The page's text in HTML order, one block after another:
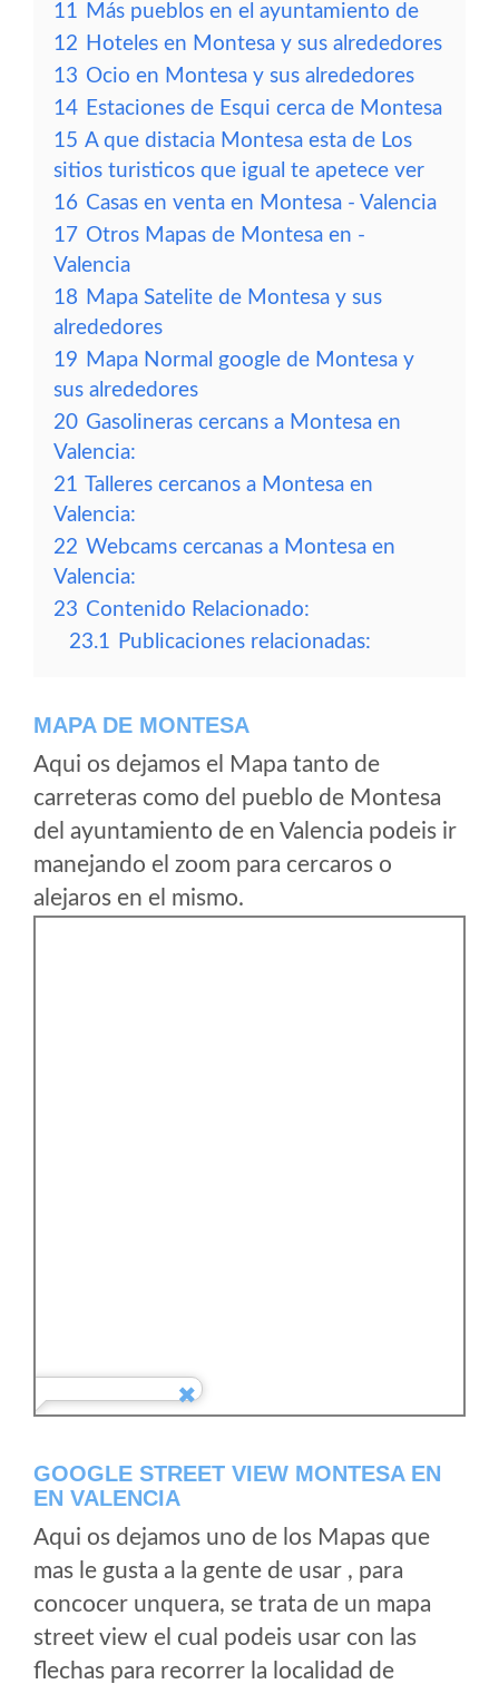
11 Más pueblos en el ayuntamiento de
12 Hoteles en Montesa y sus alrededores
13 Ocio en Montesa y sus alrededores
14 Estaciones de Esqui cerca de Montesa
15 A que distacia Montesa esta de Los
sitios turisticos que igual te apetece ver
16 Casas en venta en Montesa - Valencia
17 Otros Mapas de Montesa en -
Valencia
18 Mapa Satelite de Montesa y sus
alrededores
19 Mapa Normal google de Montesa y
sus alrededores
20 Gasolineras cercans a Montesa en
Valencia:
21 Talleres cercanos a Montesa en
Valencia:
22 Webcams cercanas a Montesa en
Valencia:
23 Contenido Relacionado:
23.1 Publicaciones relacionadas:
MAPA DE MONTESA
Aqui os dejamos el Mapa tanto de
carreteras como del pueblo de Montesa
del ayuntamiento de en Valencia podeis ir
manejando el zoom para cercaros o
alejaros en el mismo.
GOOGLE STREET VIEW MONTESA EN
EN VALENCIA
Aqui os dejamos uno de los Mapas que
mas le gusta a la gente de usar , para
concocer unquera, se trata de un mapa
street view el cual podeis usar con las
flechas para recorrer la localidad de